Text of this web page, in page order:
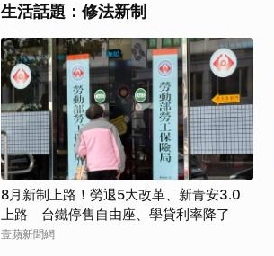
生活話題：修法新制
8月新制上路！勞退5大改革、新青安3.0
上路 台鐵停售自由座、學貸利率降了
壹蘋新聞網